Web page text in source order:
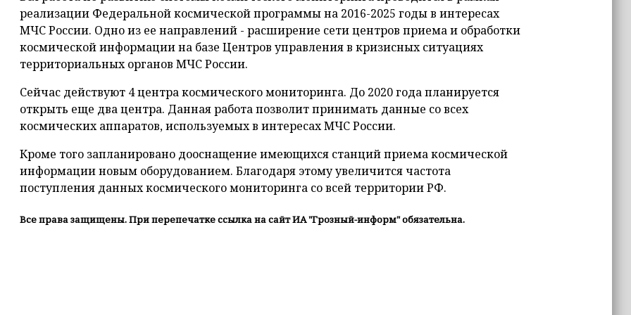
реализации Федеральной космической программы на 2016-2025 годы в интересах
МЧС России. Одно из ее направлений - расширение сети центров приема и обработки
космической информации на базе Центров управления в кризисных ситуациях
территориальных органов МЧС России.
Сейчас действуют 4 центра космического мониторинга. До 2020 года планируется
открыть еще два центра. Данная работа позволит принимать данные со всех
космических аппаратов, используемых в интересах МЧС России.
Кроме того запланировано дооснащение имеющихся станций приема космической
информации новым оборудованием. Благодаря этому увеличится частота
поступления данных космического мониторинга со всей территории РФ.
Все права защищены. При перепечатке ссылка на сайт ИА "Грозный-информ" обязательна.